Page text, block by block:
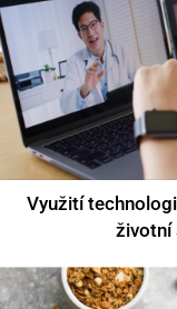
Využití
životní